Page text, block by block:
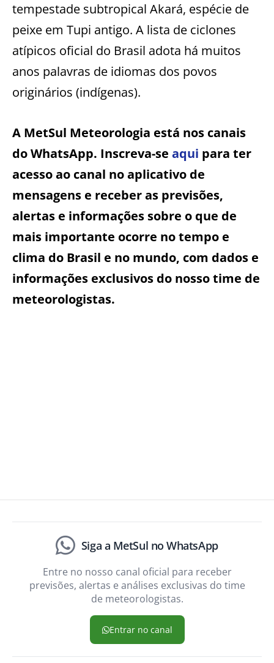
tempestade subtropical Akará, espécie de
peixe em Tupi antigo. A lista de ciclones
atípicos oficial do Brasil adota há muitos
anos palavras de idiomas dos povos
originários (indígenas).
A MetSul Meteorologia está nos canais
do WhatsApp. Inscreva-se aqui para ter
acesso ao canal no aplicativo de
mensagens e receber as previsões,
alertas e informações sobre o que de
mais importante ocorre no tempo e
clima do Brasil e no mundo, com dados e
informações exclusivos do nosso time de
meteorologistas.
Siga a MetSul no WhatsApp
Entre no nosso canal oficial para receber
previsões, alertas e análises exclusivas do time
de meteorologistas.
Entrar no canal